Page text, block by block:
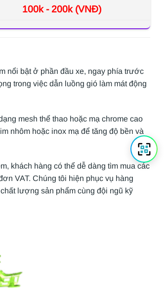
100k - 200k (VNĐ)
nổi bật ở phần đầu xe, ngay phía trước
trong việc dẫn luồng gió làm mát động
mesh thể thao hoặc mạ chrome cao
nhôm hoặc inox mạ để tăng độ bền và
khách hàng có thể dễ dàng tìm mua các
VAT. Chúng tôi hiện phục vụ hàng
lượng sản phẩm cùng đội ngũ kỹ